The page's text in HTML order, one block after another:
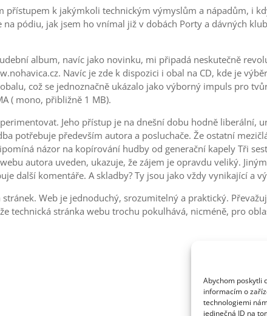
Abychom poskytli
informacím o
technologiemi
jedinečná ID na
přístupem k jakýmkoli technickým výmyslům a nápadům, i
pódiu, jak jsem ho vnímal již v dobách Porty a dávných
album, navíc jako novinku, mi připadá neskutečně
Navíc je zde k dispozici i obal na CD, kde je
což se jednoznačně ukázalo jako výborný impuls pro
( mono, přibližně 1 MB).
Jeho přístup je na dnešní dobu hodně liberální,
potřebuje především autora a posluchače. Že ostatní
názor na kopírování hudby od generační kapely Tři
autora uveden, ukazuje, že zájem je opravdu veliký.
další komentáře. A skladby? Ty jsou jako vždy vynikající a
Web je jednoduchý, srozumitelný a praktický.
technická stránka webu trochu pokulhává, nicméně, pro